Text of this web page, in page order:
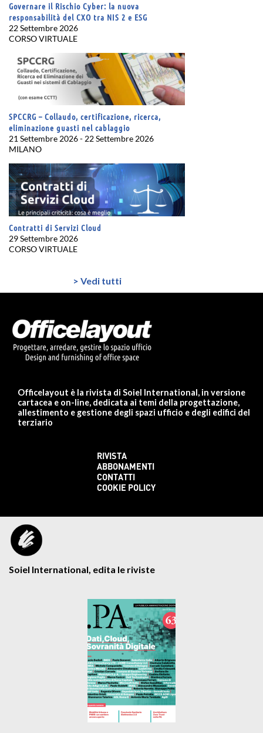
Governare il Rischio Cyber: la nuova
responsabilità del CXO tra NIS 2 e ESG
22 Settembre 2026
CORSO VIRTUALE
SPCCRG – Collaudo, certificazione, ricerca,
eliminazione guasti nel cablaggio
21 Settembre 2026 - 22 Settembre 2026
MILANO
Contratti di Servizi Cloud
29 Settembre 2026
CORSO VIRTUALE
> Vedi tutti
Officelayout è la rivista di Soiel International, in versione
cartacea e on-line, dedicata ai temi della progettazione,
allestimento e gestione degli spazi ufficio e degli edifici del
terziario
RIVISTA
ABBONAMENTI
CONTATTI
COOKIE POLICY
Soiel International, edita le riviste